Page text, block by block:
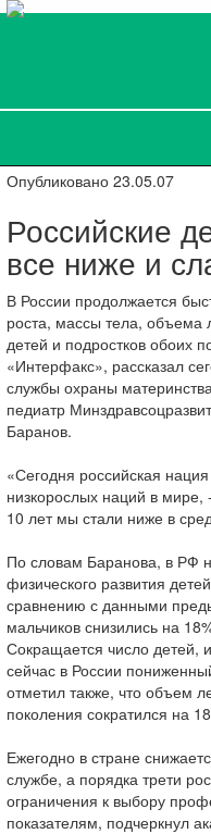
Опубликовано 23.05.07
Российские
все ниже и
В России продолжается
роста, массы тела, объема
детей и подростков обоих
«Интерфакс», рассказал
службы охраны
педиатр
Баранов.
«Сегодня российская
низкорослых наций в
10 лет мы стали ниже в
По словам Баранова, в РФ
физического развития
сравнению с данными
мальчиков снизились на
Сокращается число
сейчас в России
отметил также, что объем
поколения сократился на
Ежегодно в стране
службе, а порядка трети
ограничения к выбору
показателям, подчеркнул